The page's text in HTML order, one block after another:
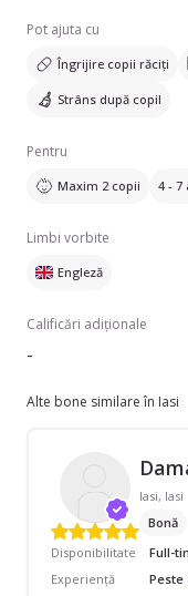
Pot ajuta cu
Îngrijire copii răciți
Strâns după copil
Pentru
Maxim 2 copii 4 - 7
Limbi vorbite
Engleză
Calificări adiționale
-
Alte bone similare în Iasi
Iasi, Iasi
Bonă
Disponibilitate
Full-
Experiență
Peste